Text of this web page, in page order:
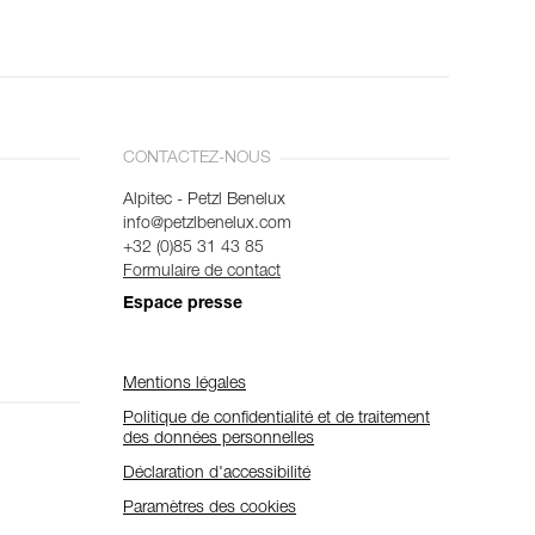
CONTACTEZ-NOUS
Alpitec - Petzl Benelux
info@petzlbenelux.com
+32 (0)85 31 43 85
Formulaire de contact
Espace presse
Mentions légales
Politique de confidentialité et de traitement
des données personnelles
Déclaration d'accessibilité
Paramètres des cookies